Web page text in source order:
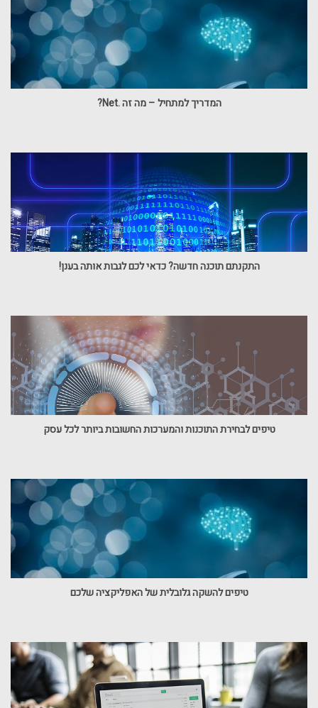
המדריך למתחיל – מה זה .Net?
התקנתם תוכנה חדשה? כדאי לכם לגבות אותה בענן!
טיפים לבחירת התוכנות והמערכות החשובות ביותר לכל עסק
טיפים להשקה גלובלית של האפליקציה שלכם